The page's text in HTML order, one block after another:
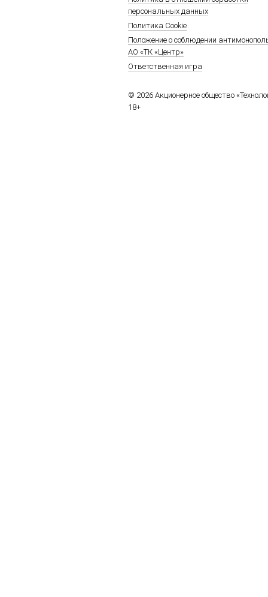
персональных данных
Политика Cookie
Положение о соблюдении
АО «ТК «Центр»
Ответственная игра
© 2026 Акционерное общество
18+